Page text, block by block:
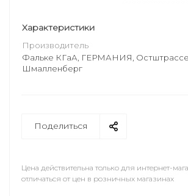
Характеристики
Производитель
Фальке КГаА, ГЕРМАНИЯ, Остштрассе
Шмалленберг
Поделиться
Цена действительна только для интернет-
отличаться от цен в розничных магазинах